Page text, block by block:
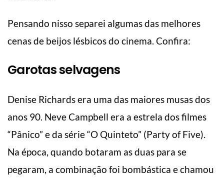
Pensando nisso separei algumas das melhores
cenas de beijos lésbicos do cinema. Confira:
Garotas selvagens
Denise Richards era uma das maiores musas dos
anos 90. Neve Campbell era a estrela dos filmes
“Pânico” e da série “O Quinteto” (Party of Five).
Na época, quando botaram as duas para se
pegaram, a combinação foi bombástica e chamou